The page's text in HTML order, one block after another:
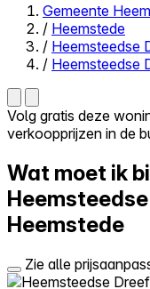
Close menu
Zelf kopen
Reviews
Prijzen
Log in
Gemeente
/ Heemstede
/ Heemsteedse
/ Heemsteedse
Volg gratis deze
verkoopprijzen in de
Wat moet ik
Heemstede
Zie alle